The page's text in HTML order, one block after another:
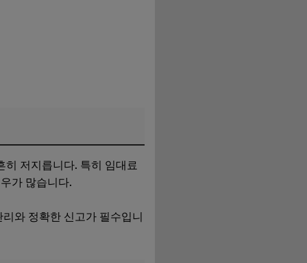
저지릅니다. 특히 임대료
가 많습니다.
와 정확한 신고가 필수입니